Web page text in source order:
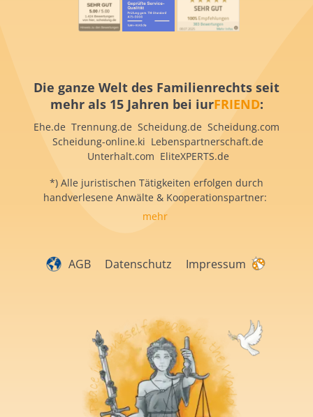
Die ganze Welt des Familienrechts seit
mehr als 15 Jahren bei iurFRIEND:
Ehe.de Trennung.de Scheidung.de Scheidung.com
Scheidung-online.ki Lebenspartnerschaft.de
Unterhalt.com EliteXPERTS.de
*) Alle juristischen Tätigkeiten erfolgen durch
handverlesene Anwälte & Kooperationspartner:
mehr
AGB Datenschutz Impressum